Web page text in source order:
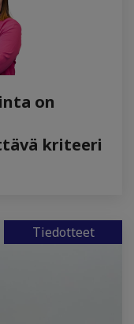
on
kriteeri
Tiedotteet